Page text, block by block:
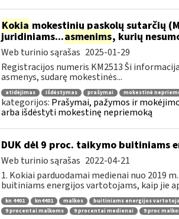
Kokia mokestinių paskolų sutarčių
juridiniams...asmenims, kurių
Web turinio sąrašas 2025-01-29
Registracijos numeris KM2513 Ši
asmenys, sudarę mokestinės...
atidėjimas išdėstymas prašymai mokestinė
kategorijos: Prašymai, pažymos ir
arba išdėstyti mokestinę nepriemoką
DUK dėl 9 proc. taikymo buitiniams
Web turinio sąrašas 2022-04-21
1. Kokiai parduodamai medienai nuo 2019
buitiniams energijos vartotojams, kaip jie
kn 4401 kn4401 malkos buitiniams energijos
9 procentai malkoms
9 procentai medienai 9 proc